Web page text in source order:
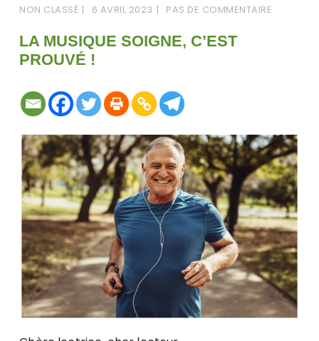
NON CLASSÉ 6 AVRIL 2023 PAS DE COMMENTAIRE
LA MUSIQUE SOIGNE, C’EST
PROUVÉ !